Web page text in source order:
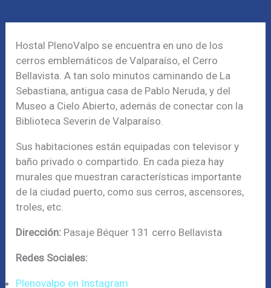
Hostal PlenoValpo se encuentra en uno de los
cerros emblemáticos de Valparaíso, el Cerro
Bellavista. A tan solo minutos caminando de La
Sebastiana, antigua casa de Pablo Neruda, y del
Museo a Cielo Abierto, además de conectar con la
Biblioteca Severin de Valparaíso.
Sus habitaciones están equipadas con televisor y
baño privado o compartido. En cada pieza hay
murales que muestran características importante
de la ciudad puerto, como sus cerros, ascensores,
troles, etc.
Dirección: Pasaje Béquer 131 cerro Bellavista
Redes Sociales:
Plenovalpo en Instagram